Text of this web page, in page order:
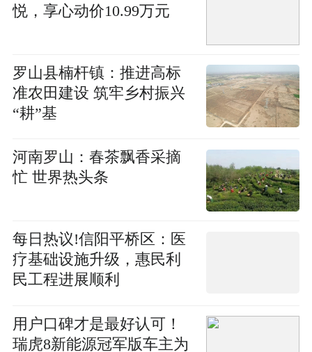
悦，享心动价10.99万元
​罗山县楠杆镇：推进高标
准农田建设 筑牢乡村振兴
“耕”基
河南罗山：春茶飘香采摘
忙 世界热头条
每日热议!信阳平桥区：医
疗基础设施升级，惠民利
民工程进展顺利
用户口碑才是最好认可！
瑞虎8新能源冠军版车主为